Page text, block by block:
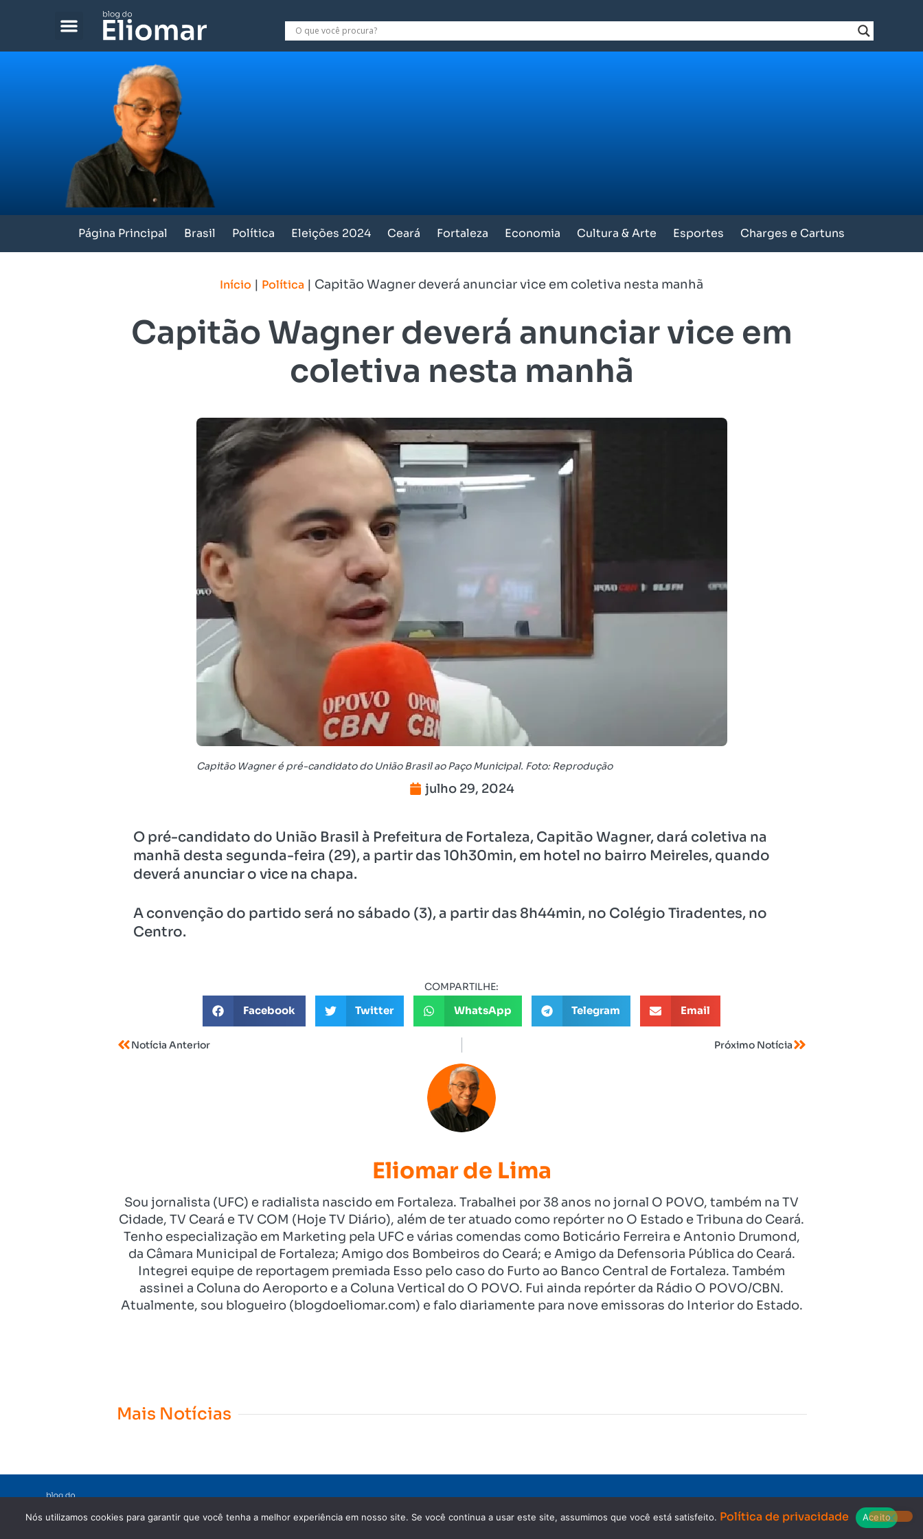
Página Principal Brasil Política Eleições 2024 Ceará Fortaleza Economia Cultura & Arte Esportes Charges e Cartuns
Início | Política | Capitão Wagner deverá anunciar vice em coletiva nesta manhã
Capitão Wagner deverá anunciar vice em
coletiva nesta manhã
Capitão Wagner é pré-candidato do União Brasil ao Paço Municipal. Foto: Reprodução
julho 29, 2024
O pré-candidato do União Brasil à Prefeitura de Fortaleza, Capitão Wagner, dará coletiva na
manhã desta segunda-feira (29), a partir das 10h30min, em hotel no bairro Meireles, quando
deverá anunciar o vice na chapa.
A convenção do partido será no sábado (3), a partir das 8h44min, no Colégio Tiradentes, no
Centro.
COMPARTILHE:
Facebook Twitter WhatsApp Telegram Email
Notícia Anterior Próximo Notícia
Eliomar de Lima
Sou jornalista (UFC) e radialista nascido em Fortaleza. Trabalhei por 38 anos no jornal O POVO, também na TV
Cidade, TV Ceará e TV COM (Hoje TV Diário), além de ter atuado como repórter no O Estado e Tribuna do Ceará.
Tenho especialização em Marketing pela UFC e várias comendas como Boticário Ferreira e Antonio Drumond,
da Câmara Municipal de Fortaleza; Amigo dos Bombeiros do Ceará; e Amigo da Defensoria Pública do Ceará.
Integrei equipe de reportagem premiada Esso pelo caso do Furto ao Banco Central de Fortaleza. Também
assinei a Coluna do Aeroporto e a Coluna Vertical do O POVO. Fui ainda repórter da Rádio O POVO/CBN.
Atualmente, sou blogueiro (blogdoeliomar.com) e falo diariamente para nove emissoras do Interior do Estado.
Mais Notícias
Copyright © 2023. Todos os direitos reservados.
Nós utilizamos cookies para garantir que você tenha a melhor experiência em nosso site. Se você continua a usar este site, assumimos que você está satisfeito. Política de privacidade Aceito